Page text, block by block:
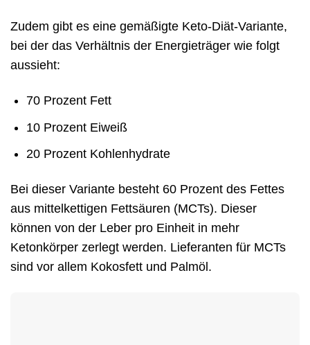
Zudem gibt es eine gemäßigte Keto-Diät-Variante,
bei der das Verhältnis der Energieträger wie folgt
aussieht:
70 Prozent Fett
10 Prozent Eiweiß
20 Prozent Kohlenhydrate
Bei dieser Variante besteht 60 Prozent des Fettes
aus mittelkettigen Fettsäuren (MCTs). Dieser
können von der Leber pro Einheit in mehr
Ketonkörper zerlegt werden. Lieferanten für MCTs
sind vor allem Kokosfett und Palmöl.